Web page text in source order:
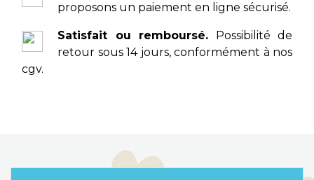
proposons un paiement en ligne sécurisé.
Satisfait ou remboursé. Possibilité de
retour sous 14 jours, conformément à nos
cgv.